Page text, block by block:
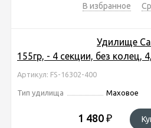
В избранное
Удилище
155гр, - 4 секции, без колец,
Артикул: FS-16302-400
Тип удилища Маховое
1 480 ₽